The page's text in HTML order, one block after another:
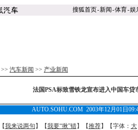
搜狐首页-新闻-体育-娱
>> 汽车新闻 >> 产业新闻
法国PSA标致雪铁龙宣布进入中国车贷
AUTO.SOHU.COM 2003年12月01日
我来说两句 】【我要“揪”错】【推荐】【字体： 大